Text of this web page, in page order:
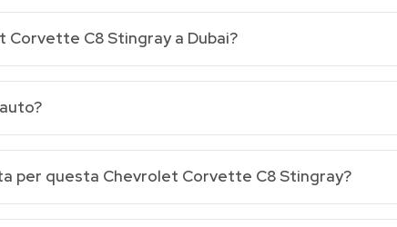
C8 Stingray a Dubai?
per questa Chevrolet Corvette C8 Stingray?